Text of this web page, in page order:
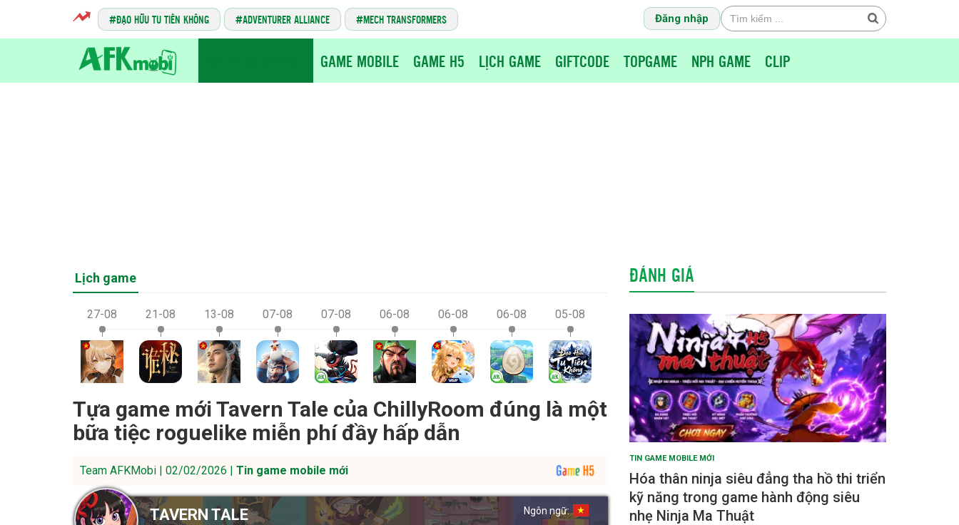
ĐẠO HỮU TU TIÊN KHÔNG ADVENTURER ALLIANCE MECH TRANSFORMERS Đăng nhập
GAME MOBILE GAME H5 LỊCH GAME GIFTCODE TOPGAME NPH GAME CLIP
Lịch game
27-08 21-08 13-08 07-08 07-08 06-08 06-08 06-08 05-08
Tựa game mới Tavern Tale của ChillyRoom đúng là một
bữa tiệc roguelike miễn phí đầy hấp dẫn
Team AFKMobi | 02/02/2026 | Tin game mobile mới
TAVERN TALE Ngôn ngữ:
ĐÁNH GIÁ
TIN GAME MOBILE MỚI
Hóa thân ninja siêu đẳng tha hồ thi triển
kỹ năng trong game hành động siêu
nhẹ Ninja Ma Thuật